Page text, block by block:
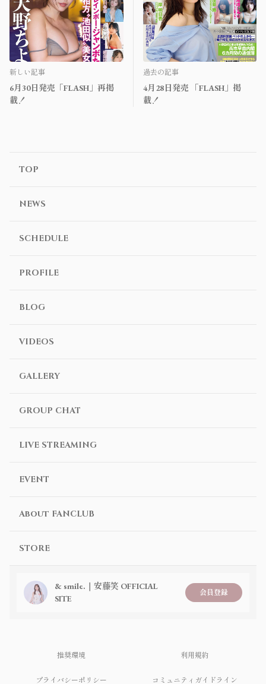
新しい記事
6月30日発売「FLASH」再掲
載！
過去の記事
4月28日発売 「FLASH」掲
載！
TOP
NEWS
SCHEDULE
PROFILE
BLOG
VIDEOS
GALLERY
GROUP CHAT
LIVE STREAMING
EVENT
About FANCLUB
STORE
& smile.｜安藤笑 OFFICIAL
SITE
会員登録
推奨環境 利用規約
プライバシーポリシー コミュニティガイドライン